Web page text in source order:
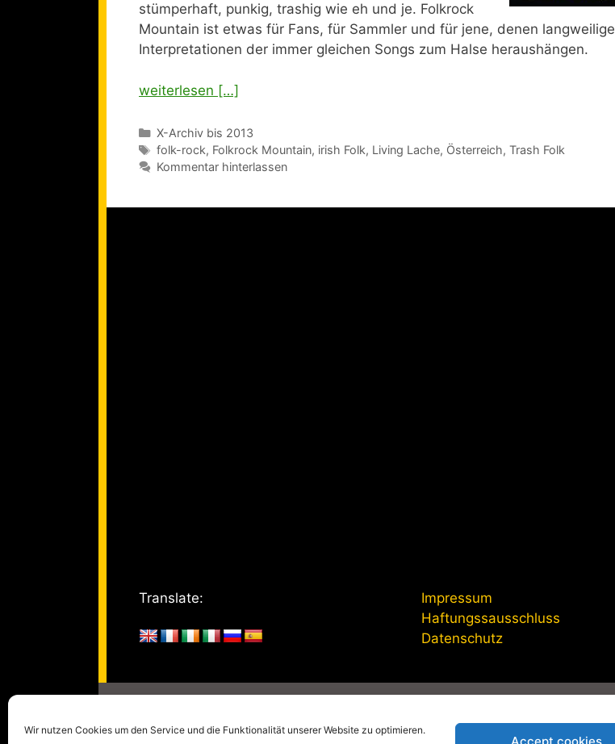
Wir nutzen Cookies um den Service und die Funktionalität unserer Website zu optimieren.
Accept cookies
stümperhaft, punkig, trashig wie eh und je. Folkrock
Mountain ist etwas für Fans, für Sammler und für jene, denen langweilige
Interpretationen der immer gleichen Songs zum Halse heraushängen.
weiterlesen […]
Kategorien
X-Archiv bis 2013
Schlagwörter
folk-rock, Folkrock Mountain, irish Folk, Living Lache, Österreich, Trash Folk
Kommentar hinterlassen
Translate:
Impressum
Haftungssausschluss
Datenschutz